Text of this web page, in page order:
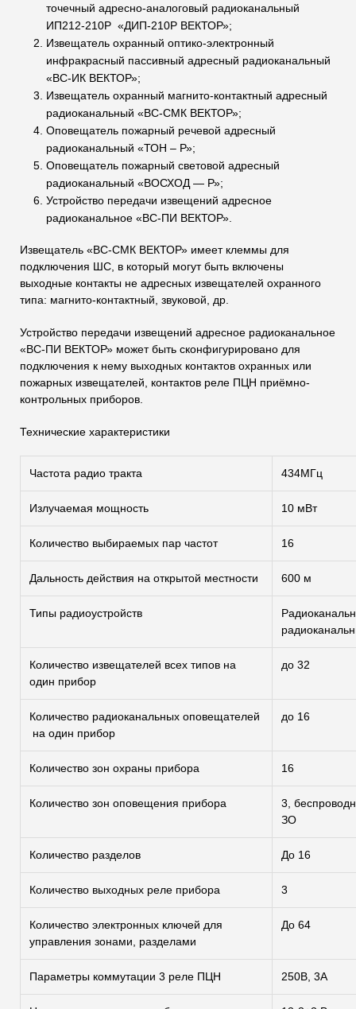
точечный адресно-аналоговый радиоканальный
ИП212-210Р «ДИП-210Р ВЕКТОР»;
Извещатель охранный оптико-электронный
инфракрасный пассивный адресный радиоканальный
«ВС-ИК ВЕКТОР»;
Извещатель охранный магнито-контактный адресный
радиоканальный «ВС-СМК ВЕКТОР»;
Оповещатель пожарный речевой адресный
радиоканальный «ТОН – Р»;
Оповещатель пожарный световой адресный
радиоканальный «ВОСХОД — Р»;
Устройство передачи извещений адресное
радиоканальное «ВС-ПИ ВЕКТОР».
Извещатель «ВС-СМК ВЕКТОР» имеет клеммы для
подключения ШС, в который могут быть включены
выходные контакты не адресных извещателей охранного
типа: магнито-контактный, звуковой, др.
Устройство передачи извещений адресное радиоканальное
«ВС-ПИ ВЕКТОР» может быть сконфигурировано для
подключения к нему выходных контактов охранных или
пожарных извещателей, контактов реле ПЦН приёмно-
контрольных приборов.
Технические характеристики
Частота радио тракта 434МГц
Излучаемая мощность 10 мВт
Количество выбираемых пар частот 16
Дальность действия на открытой местности 600 м
Типы радиоустройств
Количество извещателей всех типов на
один прибор
до 32
Количество радиоканальных оповещателей
на один прибор
до 16
Количество зон охраны прибора 16
Количество зон оповещения прибора
3,
ЗО
Количество разделов До 16
Количество выходных реле прибора 3
Количество электронных ключей для
управления зонами, разделами
До 64
Параметры коммутации 3 реле ПЦН 250В, 3А